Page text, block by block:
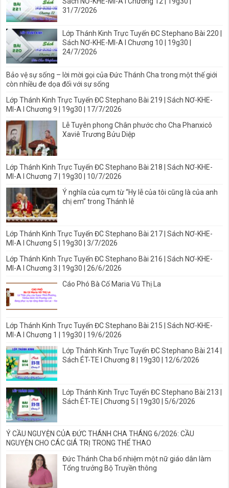
31/7/2026
Lớp Thánh Kinh Trực Tuyến ĐC Stephano Bài 220 |
Sách NƠ-KHE-MI-A I Chương 10 | 19g30 |
24/7/2026
Bảo vệ sự sống – lời mời gọi của Đức Thánh Cha trong một thế giới
còn nhiều đe dọa đối với sự sống
Lớp Thánh Kinh Trực Tuyến ĐC Stephano Bài 219 | Sách NƠ-KHE-
MI-A I Chương 9 | 19g30 | 17/7/2026
Lễ Tuyên phong Chân phước cho Cha Phanxicô
Xaviê Trương Bửu Diệp
Lớp Thánh Kinh Trực Tuyến ĐC Stephano Bài 218 | Sách NƠ-KHE-
MI-A I Chương 7 | 19g30 | 10/7/2026
Ý nghĩa của cụm từ “Hy lễ của tôi cũng là của anh
chị em” trong Thánh lễ
Lớp Thánh Kinh Trực Tuyến ĐC Stephano Bài 217 | Sách NƠ-KHE-
MI-A I Chương 5 | 19g30 | 3/7/2026
Lớp Thánh Kinh Trực Tuyến ĐC Stephano Bài 216 | Sách NƠ-KHE-
MI-A I Chương 3 | 19g30 | 26/6/2026
Cáo Phó Bà Cố Maria Vũ Thị La
Lớp Thánh Kinh Trực Tuyến ĐC Stephano Bài 215 | Sách NƠ-KHE-
MI-A I Chương 1 | 19g30 | 19/6/2026
Lớp Thánh Kinh Trực Tuyến ĐC Stephano Bài 214 |
Sách ÉT-TE I Chương 8 | 19g30 | 12/6/2026
Lớp Thánh Kinh Trực Tuyến ĐC Stephano Bài 213 |
Sách ÉT-TE | Chương 5 | 19g30 | 5/6/2026
Ý CẦU NGUYỆN CỦA ĐỨC THÁNH CHA THÁNG 6/2026: CẦU
NGUYỆN CHO CÁC GIÁ TRỊ TRONG THỂ THAO
Đức Thánh Cha bổ nhiệm một nữ giáo dân làm
Tổng trưởng Bộ Truyền thông